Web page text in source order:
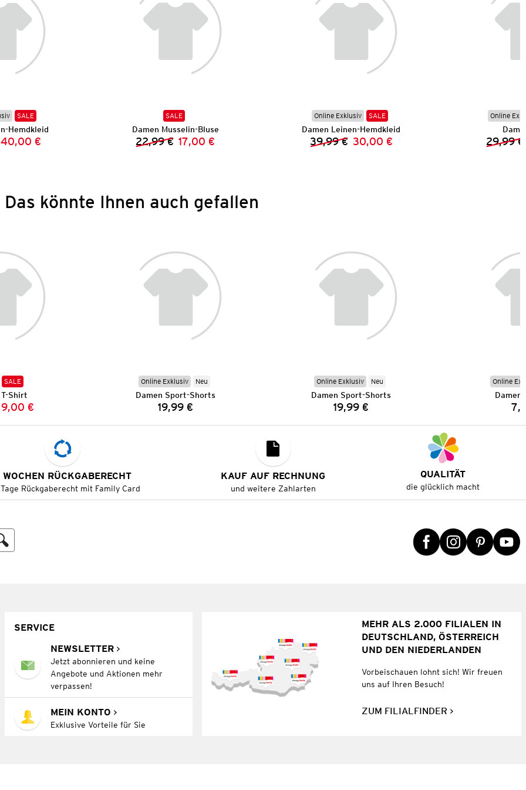
SALE
Hemdkleid
Preis:
Preis:
40,00 €
SALE
Damen Musselin-Bluse
Vorheriger Preis:
22,99 € Neuer Preis:
17,00 €
Online Exklusiv SALE
Damen Leinen-Hemdkleid
Vorheriger Preis:
39,99 € Neuer Preis:
30,00 €
Online
29,99 €
Das könnte Ihnen auch gefallen
SALE
Shirt
Preis:
Preis:
9,00 €
Online Exklusiv Neu
Damen Sport-Shorts
Preis:
19,99 €
Online Exklusiv Neu
Damen Sport-Shorts
Preis:
19,99 €
Online
Damen
RÜCKGABERECHT
Rückgaberecht mit Family Card
KAUF AUF RECHNUNG
und weitere Zahlarten
QUALITÄT
die glücklich macht
SERVICE
NEWSLETTER
Jetzt abonnieren und keine
Angebote und Aktionen mehr
verpassen!
MEIN KONTO
Exklusive Vorteile für Sie
MEHR ALS 2.000 FILIALEN IN
DEUTSCHLAND, ÖSTERREICH
UND DEN NIEDERLANDEN
Vorbeischauen lohnt sich! Wir freuen
uns auf Ihren Besuch!
ZUM FILIALFINDER